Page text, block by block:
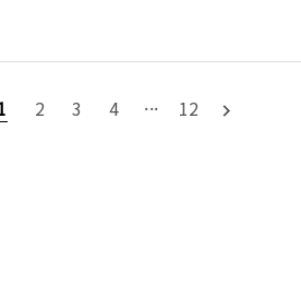
요. 일반적으로 발목 안쪽 또는 바깥쪽에
서 다치는 분들도 계시곤합니다. 그러면
반복적으로 발목..
2 3 4 ··· 12 navigate_next